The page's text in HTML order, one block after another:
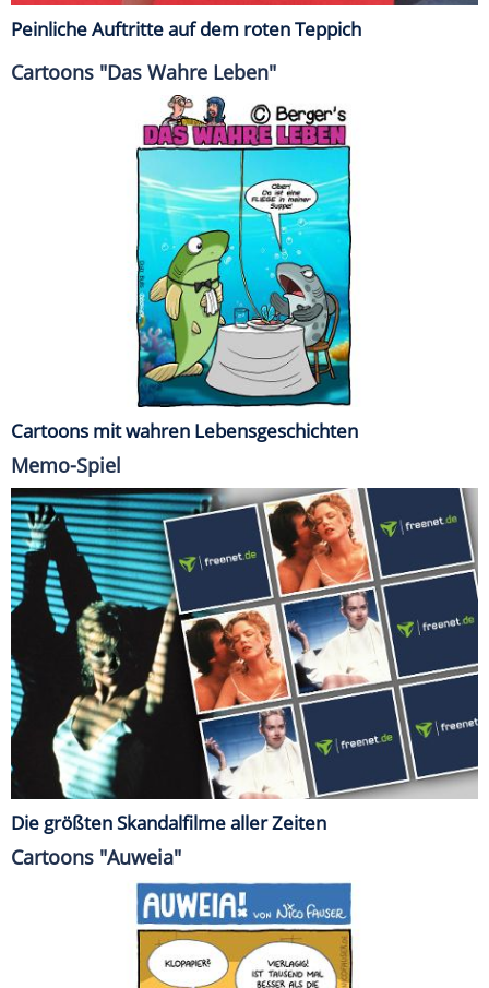
Peinliche Auftritte auf dem roten Teppich
Cartoons "Das Wahre Leben"
Cartoons mit wahren Lebensgeschichten
Memo-Spiel
Die größten Skandalfilme aller Zeiten
Cartoons "Auweia"